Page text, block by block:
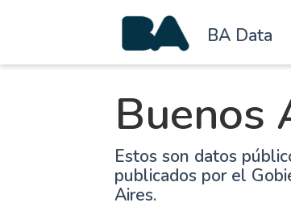
BA Data
Buenos
Estos son datos
publicados por el
Aires.